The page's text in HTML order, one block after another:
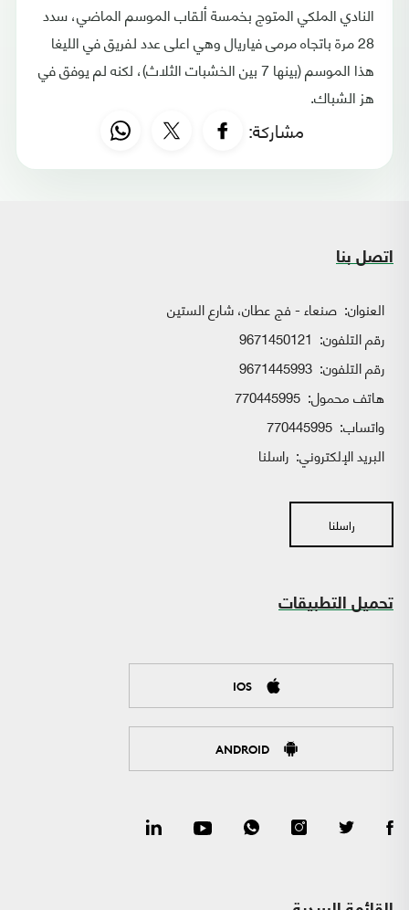
النادي الملكي المتوج بخمسة ألقاب الموسم الماضي، سدد
28 مرة باتجاه مرمى فياريال وهي اعلى عدد لفريق في الليغا
هذا الموسم (بينها 7 بين الخشبات الثلاث)، لكنه لم يوفق في
هز الشباك.
مشاركة:
اتصل بنا
العنوان: صنعاء - فج عطان، شارع الستين
رقم التلفون: 9671450121
رقم التلفون: 9671445993
هاتف محمول: 770445995
واتساب:
البريد الإلكتروني: راسلنا
راسلنا
تحميل التطبيقات
IOS
ANDROID